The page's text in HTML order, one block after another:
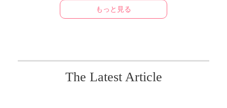
もっと見る
The Latest Article